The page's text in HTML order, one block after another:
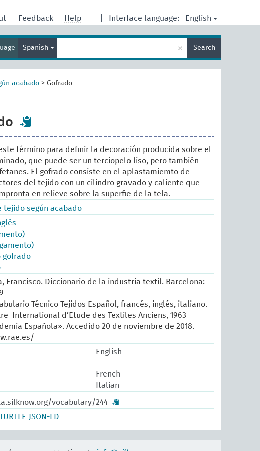
Interface language: English
Feedback Help
Spanish
term
× Search
acabado > Gofrado
término para definir la decoración producida sobre el
que puede ser un terciopelo liso, pero también
El gofrado consiste en el aplastamiemto de
del tejido con un cilindro gravado y caliente que
en relieve sobre la superfie de la tela.
tejido según acabado
gofrado
Francisco. Diccionario de la industria textil. Barcelona:
Técnico Tejidos Español, francés, inglés, italiano.
International d’Etude des Textiles Anciens, 1963
Española». Accedido 20 de noviembre de 2018.
English
French
Italian
vocabulary/244
JSON-LD